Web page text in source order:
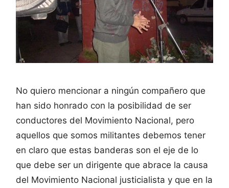
No quiero mencionar a ningún compañero que
han sido honrado con la posibilidad de ser
conductores del Movimiento Nacional, pero
aquellos que somos militantes debemos tener
en claro que estas banderas son el eje de lo
que debe ser un dirigente que abrace la causa
del Movimiento Nacional justicialista y que en la